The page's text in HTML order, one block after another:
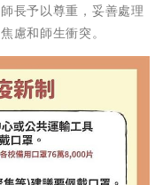
長予以尊重，妥善處理
慮和師生衝突。